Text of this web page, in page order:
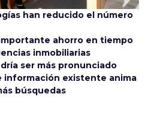
han reducido el número
ahorro en tiempo
inmobiliarias
ser más pronunciado
información existente anima
búsquedas